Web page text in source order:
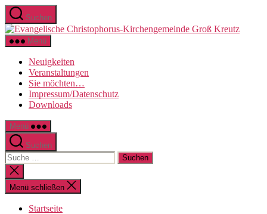
Direkt
zum
Inhalt
wechseln
Suchen
Menü
Neuigkeiten
Veranstaltungen
Sie möchten…
Impressum/Datenschutz
Downloads
Menü
Suchen
Suche
nach:
Suche
schließen
Menü schließen
Startseite